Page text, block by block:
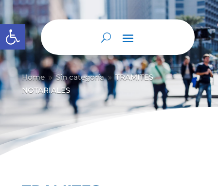
Abrir barra de herramientas
Home 9 Sin categoría 9 TRAMITES
NOTARIALES